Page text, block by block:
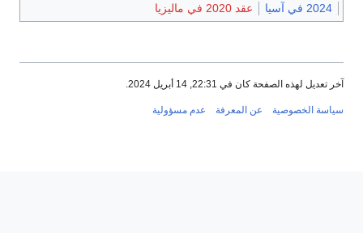
2024 في آسيا
عقد 2020 في ماليزيا
آخر تعديل لهذه الصفحة كان في 22:31, 14 أبريل 2024.
سياسة الخصوصية عن المعرفة عدم مسؤولية